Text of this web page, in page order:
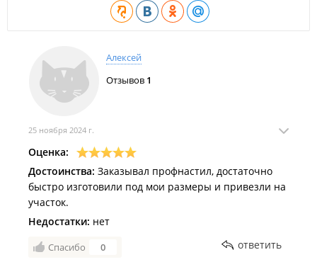
Алексей
Отзывов 1
25 ноября 2024 г.
Оценка:
Достоинства: Заказывал профнастил, достаточно
быстро изготовили под мои размеры и привезли на
участок.
Недостатки: нет
Спасибо 0 ответить